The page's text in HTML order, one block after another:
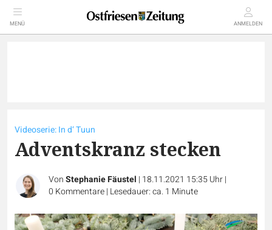
MENÜ ANMELDEN
Videoserie: In d‘ Tuun
Adventskranz stecken
VonStephanie Fäustel | 18.11.2021 15:35 Uhr|
0 Kommentare| Lesedauer: ca. 1 Minute